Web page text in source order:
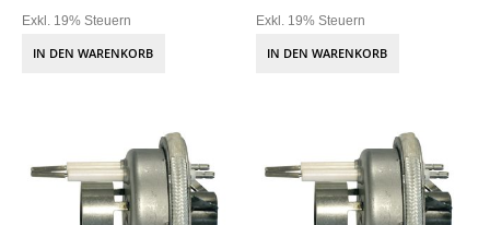
Exkl. 19% Steuern
IN DEN WARENKORB
Exkl. 19% Steuern
IN DEN WARENKORB